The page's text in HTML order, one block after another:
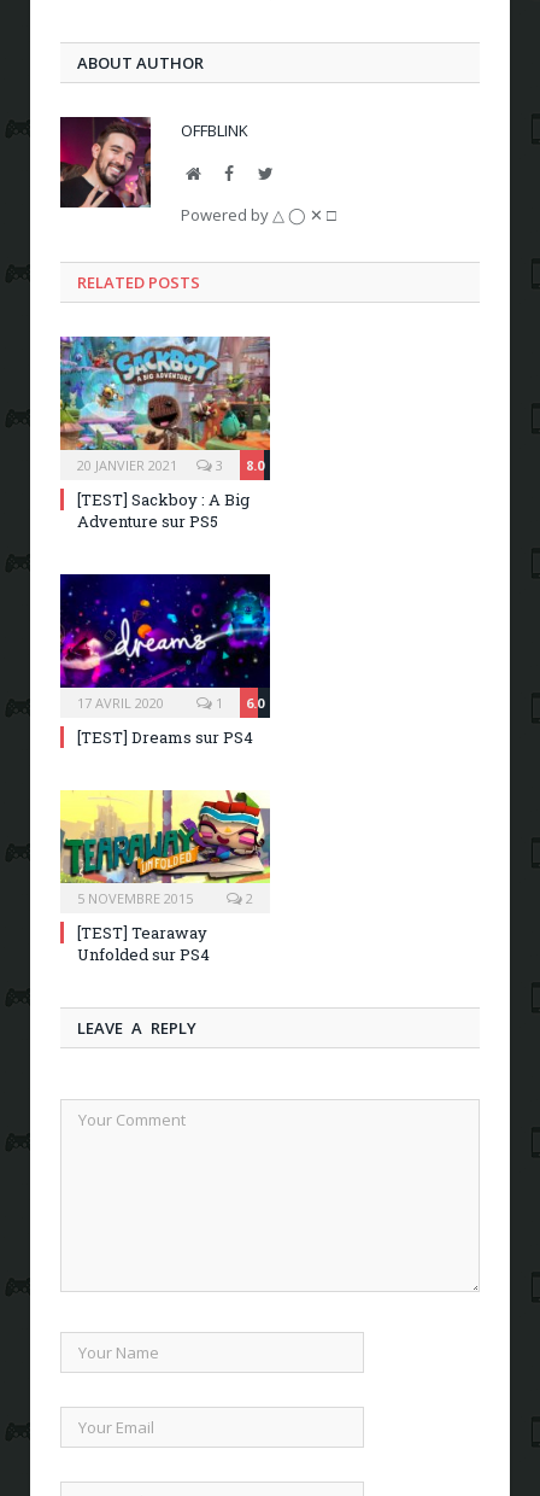
ABOUT AUTHOR
OFFBLINK
WebsiteFacebookTwitter
Powered by △ ◯ ✕ □
RELATED POSTS
20 JANVIER 2021 8.0
3
[TEST] Sackboy : A Big
Adventure sur PS5
17 AVRIL 2020 6.0
1
[TEST] Dreams sur PS4
5 NOVEMBRE 2015 2
[TEST] Tearaway
Unfolded sur PS4
LEAVE A REPLY